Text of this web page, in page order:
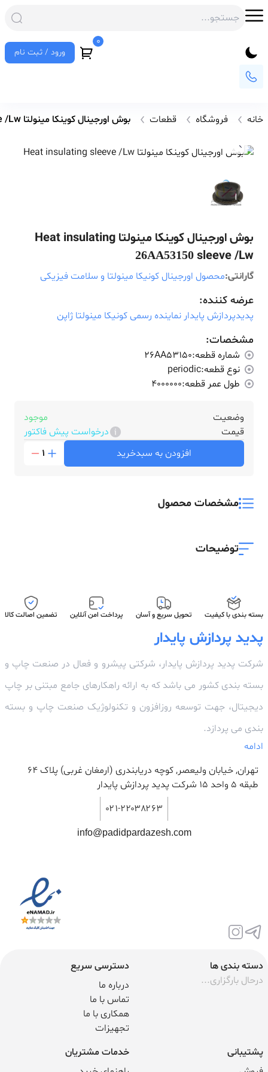
0
ورود / ثبت نام
خانه فروشگاه قطعات بوش اورجینال کوینکا مینولتا Heat insulating sleeve /Lw
بوش اورجینال کوینکا مینولتا Heat insulating
sleeve /Lw
26AA53150
گارانتی:محصول اورجینال کونیکا مینولتا و سلامت فیزیکی
عرضه کننده:
پدیدپردازش پایدار نماینده رسمی کونیکا مینولتا ژاپن
مشخصات:
شماره قطعه:26AA53150
نوع قطعه:periodic
طول عمر قطعه:4000000
وضعیت
موجود
قیمت
درخواست پیش فاکتور
افزودن به سبدخرید
1
مشخصات محصول
توضیحات
بسته بندی با کیفیت تحویل سریع و آسان پرداخت امن آنلاین تضمین اصالت کالا
پدید پردازش پایدار
شرکت پدید پردازش پایدار، شرکتی پیشرو و فعال در صنعت چاپ و
بسته بندی کشور می باشد که به ارائه راهکارهای جامع مبتنی بر چاپ
دیجیتال، جهت توسعه روزافزون و تکنولوژیک صنعت چاپ و بسته
بندی می پردازد.
ادامه
تهران, خیابان ولیعصر, کوچه دریابندری (ارمغان غربی) پلاک 64
طبقه ۵ واحد ۱۵ شرکت پدید پردازش پایدار
۰۲۱-۲۲۰۳۸۲۶۳
info@padidpardazesh.com
دسته بندی ها
درحال بارگزاری...
دسترسی سریع
درباره ما
تماس با ما
همکاری با ما
تجهیزات
پشتیبانی
خدمات مشتریان